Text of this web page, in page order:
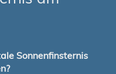
Sonnenfinsternis